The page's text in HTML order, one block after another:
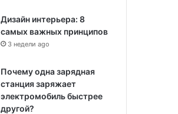
Дизайн интерьера: 8
самых важных принципов
3 недели ago
Почему одна зарядная
станция заряжает
электромобиль быстрее
другой?